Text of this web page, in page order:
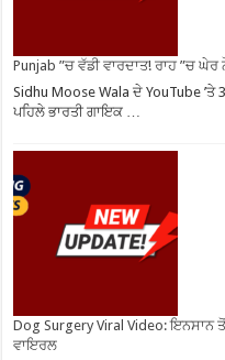
Punjab ”ਚ ਵੱਡੀ ਵਾਰਦਾਤ! ਰਾਹ ”ਚ
Sidhu Moose Wala ਦੇ YouTube
ਪਹਿਲੇ ਭਾਰਤੀ ਗਾਇਕ …
Dog Surgery Viral Video: ਇਨਸਾਨ
ਵਾਇਰਲ